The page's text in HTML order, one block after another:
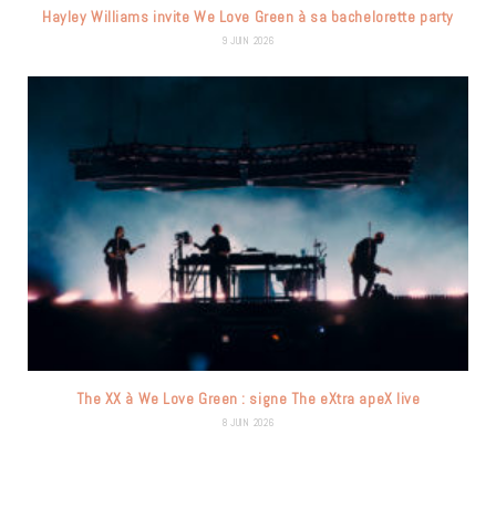
Hayley Williams invite We Love Green à sa bachelorette party
9 JUIN 2026
The XX à We Love Green : signe The eXtra apeX live
8 JUIN 2026